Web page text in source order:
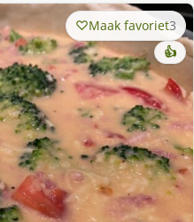
Maak favoriet3
👍